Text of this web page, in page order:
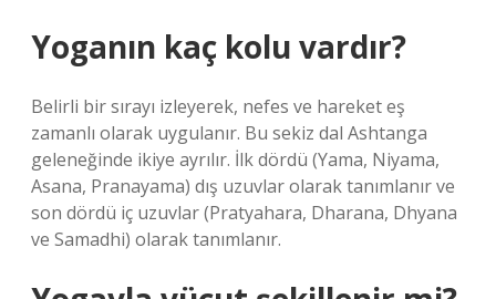
Yoganın kaç kolu vardır?
Belirli bir sırayı izleyerek, nefes ve hareket eş
zamanlı olarak uygulanır. Bu sekiz dal Ashtanga
geleneğinde ikiye ayrılır. İlk dördü (Yama, Niyama,
Asana, Pranayama) dış uzuvlar olarak tanımlanır ve
son dördü iç uzuvlar (Pratyahara, Dharana, Dhyana
ve Samadhi) olarak tanımlanır.